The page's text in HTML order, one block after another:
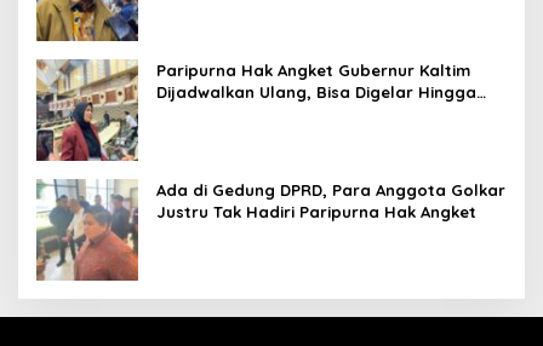
Paripurna Hak Angket Gubernur Kaltim
Dijadwalkan Ulang, Bisa Digelar Hingga
Ada di Gedung DPRD, Para Anggota Golkar
Justru Tak Hadiri Paripurna Hak Angket